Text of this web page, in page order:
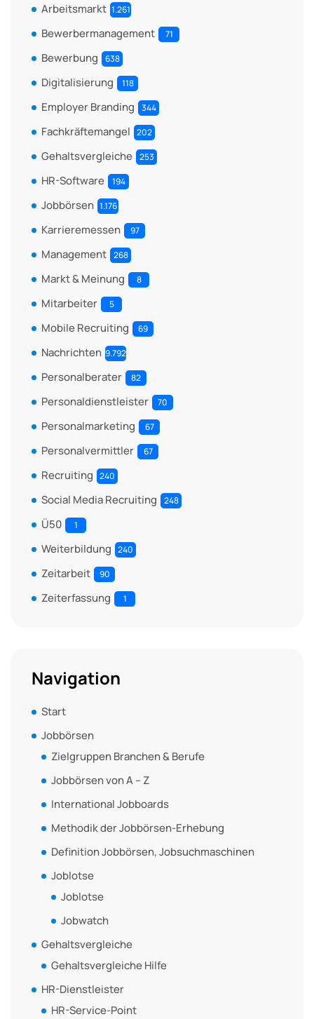
Arbeitsmarkt 1.261
Bewerbermanagement 71
Bewerbung 638
Digitalisierung 118
Employer Branding 344
Fachkräftemangel 202
Gehaltsvergleiche 253
HR-Software 194
Jobbörsen 1.176
Karrieremessen 97
Management 268
Markt & Meinung 8
Mitarbeiter 5
Mobile Recruiting 69
Nachrichten 9.792
Personalberater 82
Personaldienstleister 70
Personalmarketing 67
Personalvermittler 67
Recruiting 240
Social Media Recruiting 248
Ü50 1
Weiterbildung 240
Zeitarbeit 90
Zeiterfassung 1
Navigation
Start
Jobbörsen
Zielgruppen Branchen & Berufe
Jobbörsen von A – Z
International Jobboards
Methodik der Jobbörsen-Erhebung
Definition Jobbörsen, Jobsuchmaschinen
Joblotse
Joblotse
Jobwatch
Gehaltsvergleiche
Gehaltsvergleiche Hilfe
HR-Dienstleister
HR-Service-Point